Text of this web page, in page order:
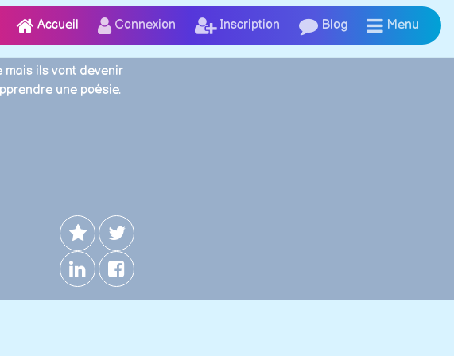
Accueil Connexion Inscription Blog Menu
mais ils vont devenir
une poésie.